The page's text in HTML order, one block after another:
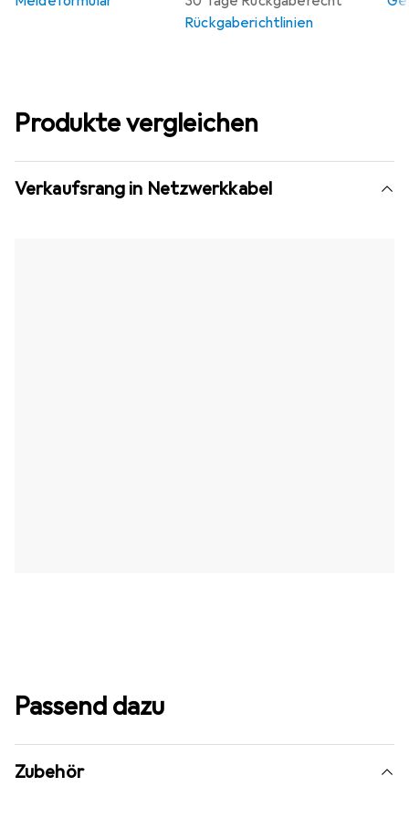
Rückgaberichtlinien
Produkte vergleichen
Verkaufsrang in Netzwerkkabel
Passend dazu
Zubehör